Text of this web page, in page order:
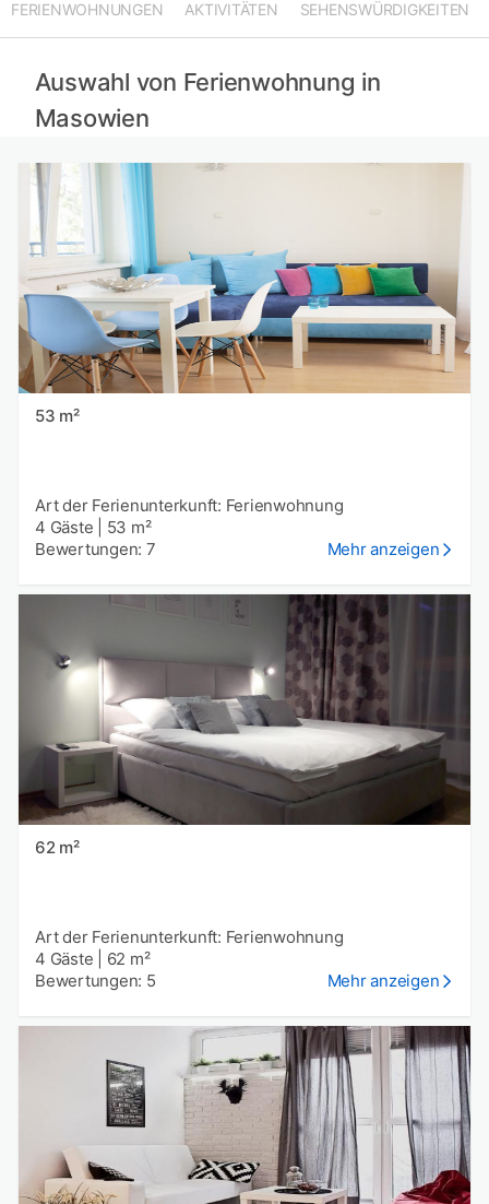
Ferienwohnungen in Vilnius mieten
Ferienwohnungen in Westpommern mieten
FERIENWOHNUNGEN AKTIVITÄTEN SEHENSWÜRDIGKEITEN
Auswahl von Ferienwohnung in
Masowien
53 m²
Art der Ferienunterkunft: Ferienwohnung
4 Gäste
53 m²
Bewertungen: 7
Mehr anzeigen
62 m²
Art der Ferienunterkunft: Ferienwohnung
4 Gäste
62 m²
Bewertungen: 5
Mehr anzeigen